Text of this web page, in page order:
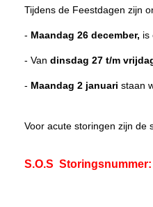
Tijdens de Feestdagen zijn
- Maandag 26 december, is
- Van dinsdag 27 t/m
- Maandag 2 januari staan
Voor acute storingen zijn de
S.O.S